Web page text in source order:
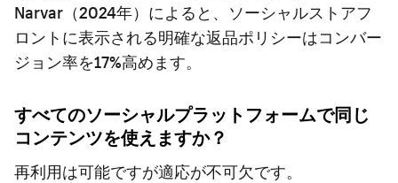
Narvar（2024年）によると、ソーシャルストアフ
ロントに表示される明確な返品ポリシーはコンバー
ジョン率を17%高めます。
すべてのソーシャルプラットフォームで同じ
コンテンツを使えますか？
再利用は可能ですが適応が不可欠です。